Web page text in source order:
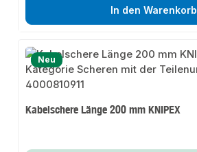
In den Warenkorb
Neu
Kabelschere Länge 200 mm KNIPEX